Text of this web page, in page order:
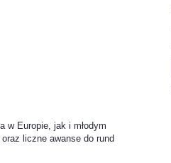
w Europie, jak i młodym
liczne awanse do rund